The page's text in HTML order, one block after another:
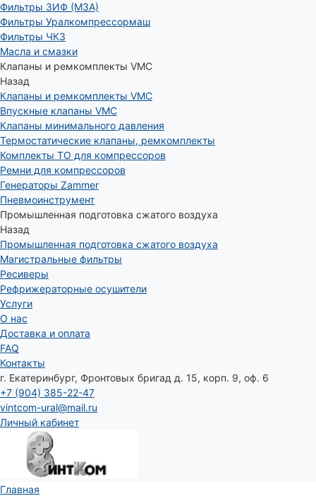
Фильтры ЗИФ (МЗА)
Фильтры Уралкомпрессормаш
Фильтры ЧКЗ
Масла и смазки
Клапаны и ремкомплекты VMC
Назад
Клапаны и ремкомплекты VMC
Впускные клапаны VMC
Клапаны минимального давления
Термостатические клапаны, ремкомплекты
Комплекты ТО для компрессоров
Ремни для компрессоров
Генераторы Zammer
Пневмоинструмент
Промышленная подготовка сжатого воздуха
Назад
Промышленная подготовка сжатого воздуха
Магистральные фильтры
Ресиверы
Рефрижераторные осушители
Услуги
О нас
Доставка и оплата
FAQ
Контакты
г. Екатеринбург, Фронтовых бригад д. 15, корп. 9, оф. 6
+7 (904) 385-22-47
vintcom-ural@mail.ru
Личный кабинет
Главная